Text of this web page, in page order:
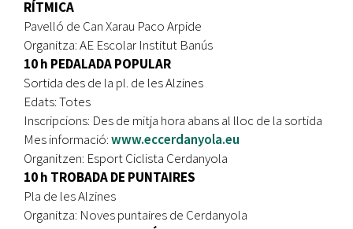
RÍTMICA
Pavelló de Can Xarau Paco Arpide
Organitza: AE Escolar Institut Banús
10 h PEDALADA POPULAR
Sortida des de la pl. de les Alzines
Edats: Totes
Inscripcions: Des de mitja hora abans al lloc de la sortida
Mes informació:www.eccerdanyola.eu
Organitzen: Esport Ciclista Cerdanyola
10 h TROBADA DE PUNTAIRES
Pla de les Alzines
Organitza: Noves puntaires de Cerdanyola